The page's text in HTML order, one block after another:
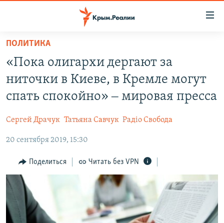
Вернуться
основному
содержанию
главной
навигации
Вернутся
поиску
11 ЛЕТ ОККУПАЦИИ КРЫМА. 11 ИСТОРИЙ СОПРОТИВЛЕНИЯ
ЕЩЕ
ИНТЕРАКТИВ
ИНФОГРАФИКА
ТЕЛЕПРОЕКТ КРЫМ.РЕАЛИИ
СОВЕТЫ ПРАВОЗАЩИТНИКОВ
ПРОПАВШИЕ БЕЗ ВЕСТИ
РАДІО СВОБОДА
КАК ОБОЙТИ БЛОКИРОВКУ
Українською
Qırımtatar
ПОЛИТИКА
«Пока олигархи дергают за
ниточки в Киеве, в Кремле могут
спать спокойно» ‒ мировая пресса
Сергей Драчук Татьяна Савчук Радіо Свобода
20 сентября 2019, 15:30
Поделиться Читать без VPN